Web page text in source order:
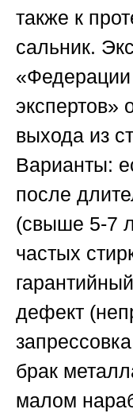
также к
сальник.
экспертов»
выхода из
Варианты:
после
(свыше 5-7
частых
дефект
брак
малом